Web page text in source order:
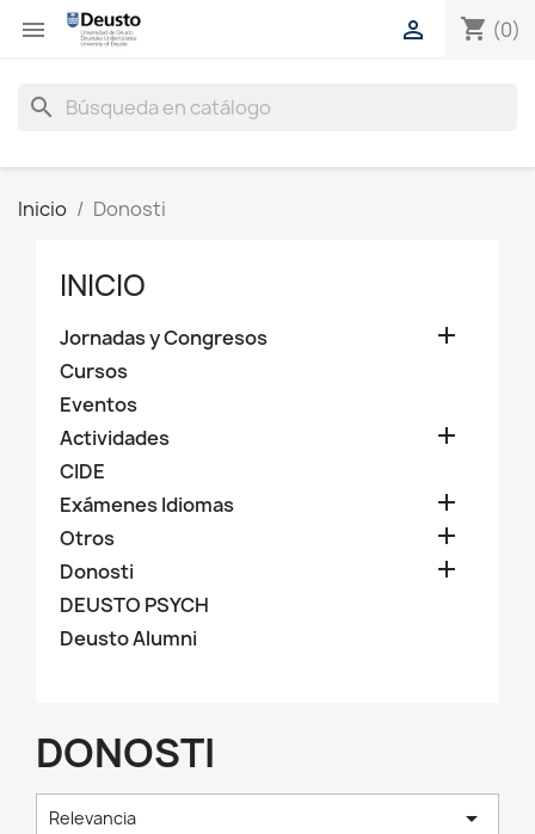
 shopping_cart (0)

search
Inicio Donosti
INICIO
Jornadas y Congresos 
Cursos
Eventos
Actividades

CIDE
Exámenes Idiomas

Otros 
Donosti 
DEUSTO PSYCH
Deusto Alumni
DONOSTI
Relevancia 